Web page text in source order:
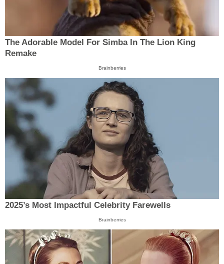
The Adorable Model For Simba In The Lion King
Remake
Brainberries
2025’s Most Impactful Celebrity Farewells
Brainberries